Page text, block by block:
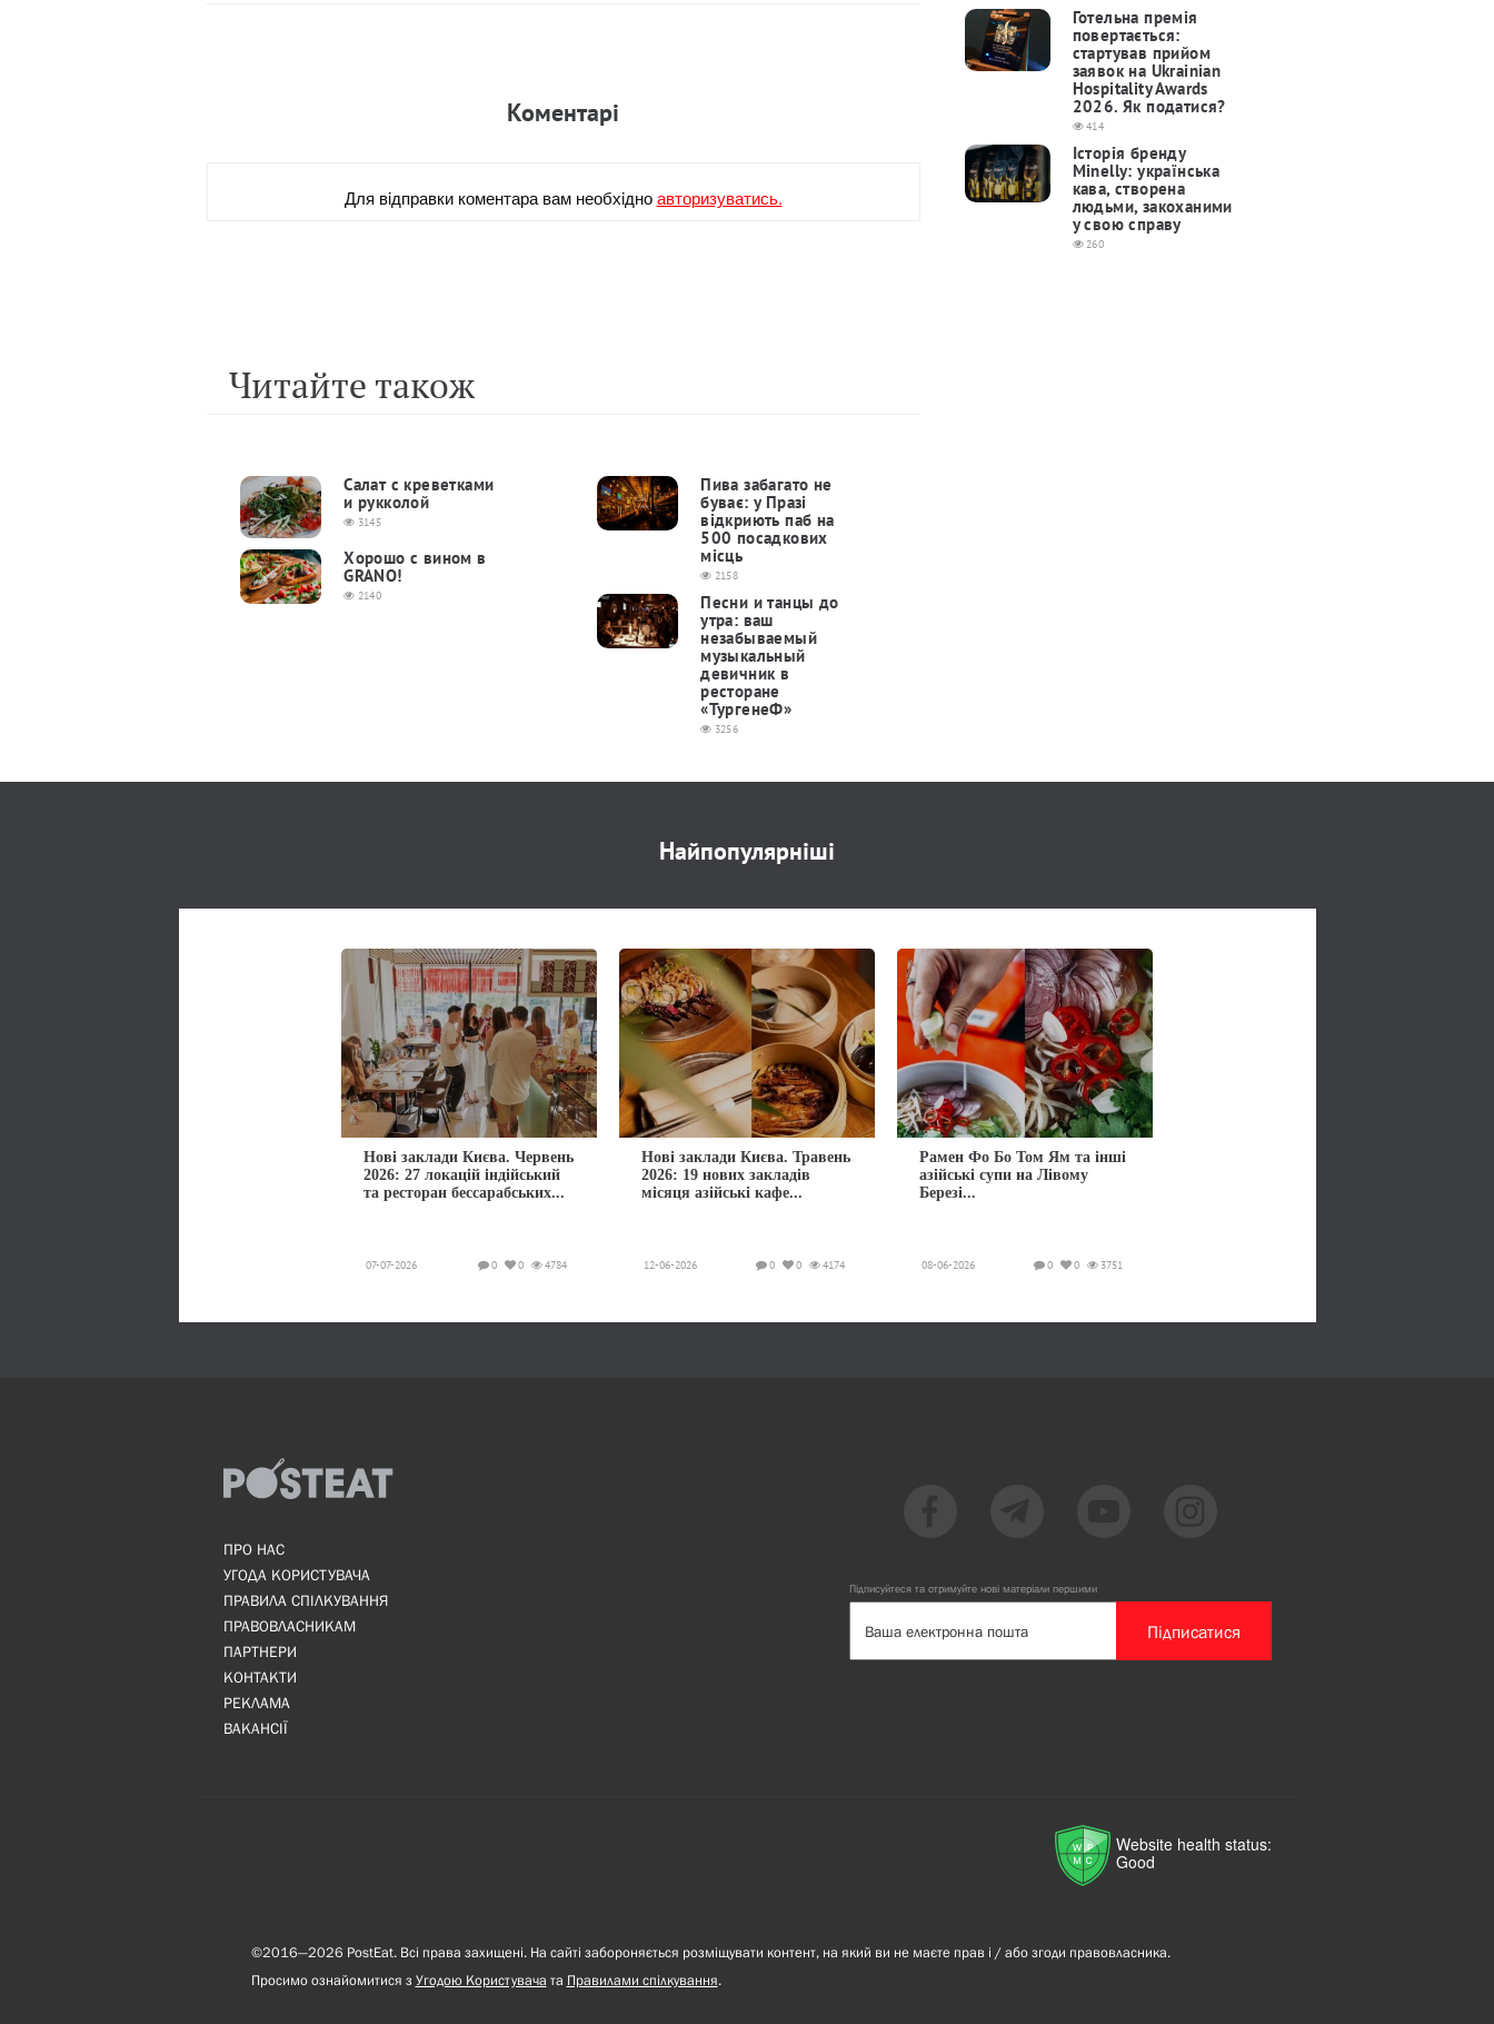
Коментарi
Для вiдправки коментара вам необхiдноавторизуватись.
Читайте також
Салат с креветками
и рукколой
3145
Хорошо с вином в
GRANO!
2140
Пива забагато не
буває: у Празі
відкриють паб на
500 посадкових
місць
2158
Песни и танцы до
утра: ваш
незабываемый
музыкальный
девичник в
ресторане
«ТургенеФ»
3256
Готельна премія
повертається:
cтартував прийом
заявок на Ukrainian
Hospitality Awards
2026. Як податися?
414
Історія бренду
Minelly: українська
кава, створена
людьми, закоханими
у свою справу
260
Найпопулярніші
Нові заклади Києва. Червень
2026: 27 локацій індійський
та ресторан бессарабських...
07-07-2026 4784
0
0
Нові заклади Києва. Травень
2026: 19 нових закладів
місяця азійські кафе...
12-06-2026 4174
0
0
Рамен Фо Бо Том Ям та інші
азійські супи на Лівому
Березі...
08-06-2026 3751
0
0
ПРО НАС
УГОДА КОРИСТУВАЧА
ПРАВИЛА СПІЛКУВАННЯ
ПРАВОВЛАСНИКАМ
ПАРТНЕРИ
КОНТАКТИ
РЕКЛАМА
ВАКАНСІЇ
Підписуйтеся та отримуйте нові матеріали першими
Підписатися
Website health status:
Good
©2016—2026 PostEat. Всі права захищені. На сайті забороняється розміщувати контент, на який ви не маєте прав і / або згоди правовласника.
Просимо ознайомитися з Угодою Користувача та Правилами спілкування.